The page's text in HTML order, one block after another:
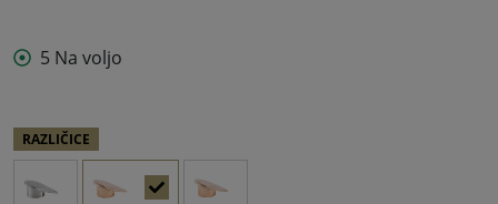
5 Na voljo
RAZLIČICE